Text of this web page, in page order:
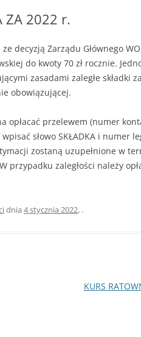
ZA 2022 r.
decyzją Zarządu Głównego
do kwoty 70 zł rocznie.
zasadami zaległe składki
obowiązującej.
opłacać przelewem (numer
słowo SKŁADKA i numer
zostaną uzupełnione w
zaległości należy
dnia 4 stycznia 2022, .
KURS